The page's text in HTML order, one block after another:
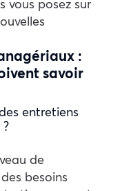
vous posez sur
:
savoir
entretiens
de
besoins